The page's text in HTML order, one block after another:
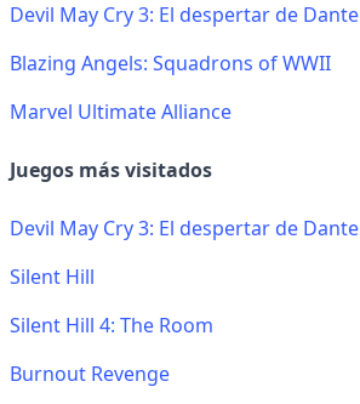
Devil May Cry 3: El despertar de Dante
Blazing Angels: Squadrons of WWII
Marvel Ultimate Alliance
Juegos más visitados
Devil May Cry 3: El despertar de Dante
Silent Hill
Silent Hill 4: The Room
Burnout Revenge